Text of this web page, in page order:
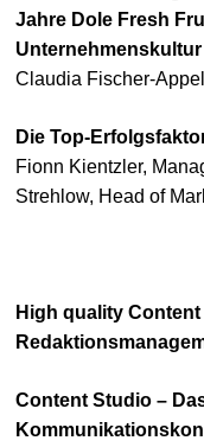
Jahre Dole Fresh
Claudia Fischer-
Die Top-
Fionn Kientzler,
Strehlow, Head of
High quality
Content Studio –